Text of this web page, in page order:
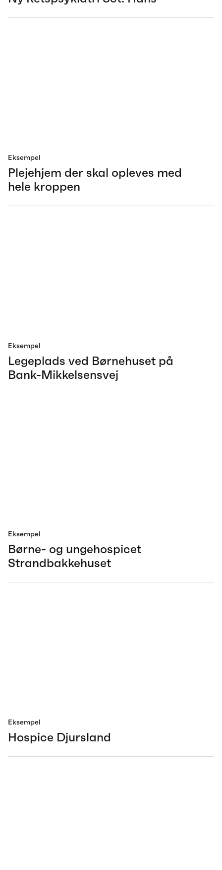
Eksempel
Plejehjem der skal opleves med
hele kroppen
Eksempel
Legeplads ved Børnehuset på
Bank-Mikkelsensvej
Eksempel
Børne- og ungehospicet
Strandbakkehuset
Eksempel
Hospice Djursland